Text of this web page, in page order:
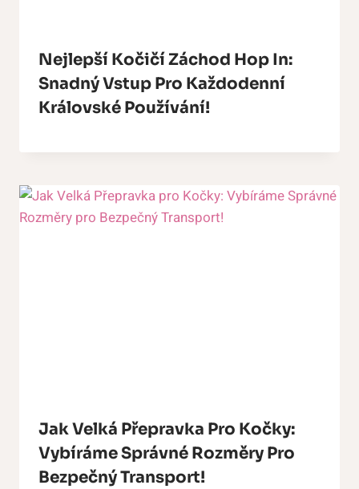
Nejlepší Kočičí Záchod Hop In:
Snadný Vstup Pro Každodenní
Královské Používání!
Jak Velká Přepravka Pro Kočky:
Vybíráme Správné Rozměry Pro
Bezpečný Transport!